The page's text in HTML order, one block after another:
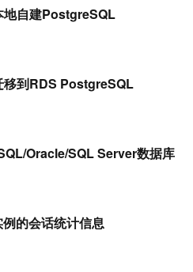
地自建PostgreSQL
移到RDS PostgreSQL
Oracle/SQL Server数据库
的会话统计信息